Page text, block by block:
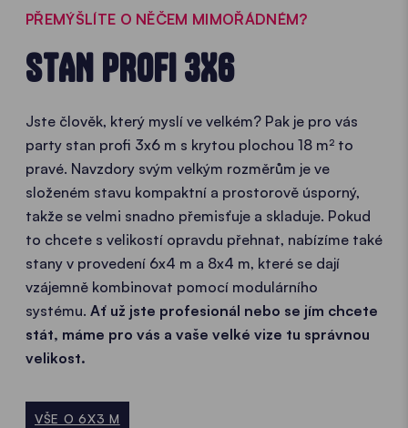
PŘEMÝŠLÍTE O NĚČEM MIMOŘÁDNÉM?
STAN PROFI 3X6
Jste člověk, který myslí ve velkém? Pak je pro vás
party stan profi 3x6 m s krytou plochou 18 m² to
pravé. Navzdory svým velkým rozměrům je ve
složeném stavu kompaktní a prostorově úsporný,
takže se velmi snadno přemisťuje a skladuje. Pokud
to chcete s velikostí opravdu přehnat, nabízíme také
stany v provedení 6x4 m a 8x4 m, které se dají
vzájemně kombinovat pomocí modulárního
systému. Ať už jste profesionál nebo se jím chcete
stát, máme pro vás a vaše velké vize tu správnou
velikost.
VŠE O 6X3 M